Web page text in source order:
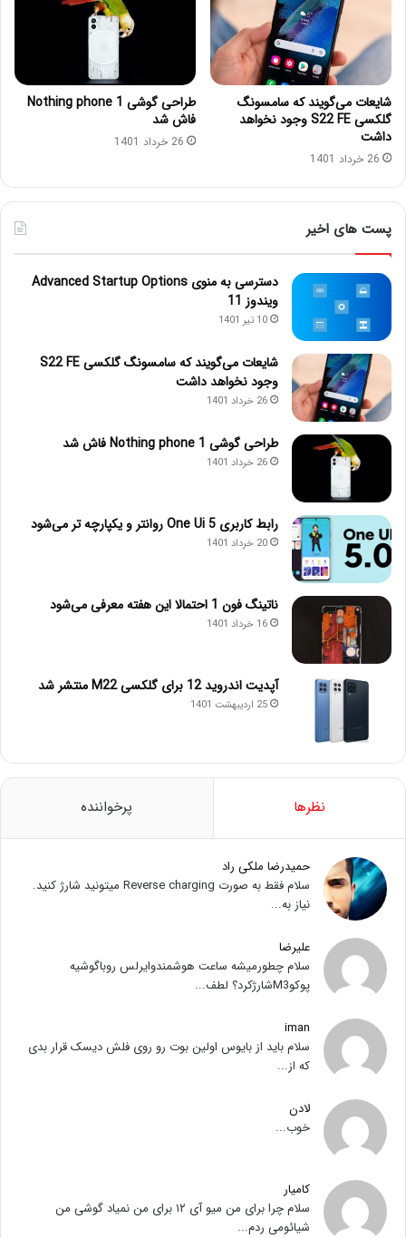
شایعات می‌گویند که سامسونگ
گلکسی S22 FE وجود نخواهد
داشت
26 خرداد 1401
طراحی گوشی Nothing phone 1
فاش شد
26 خرداد 1401
پست های اخیر
دسترسی به منوی Advanced Startup Options
ویندوز 11
10 تیر 1401
شایعات می‌گویند که سامسونگ گلکسی S22 FE
وجود نخواهد داشت
26 خرداد 1401
طراحی گوشی Nothing phone 1 فاش شد
26 خرداد 1401
رابط کاربری One Ui 5 روانتر و یکپارچه تر می‌شود
20 خرداد 1401
ناتینگ فون 1 احتمالا این هفته معرفی می‌شود
16 خرداد 1401
آپدیت اندروید 12 برای گلکسی M22 منتشر شد
25 اردیبهشت 1401
نظرها پرخواننده
حمیدرضا ملکی راد
سلام فقط به صورت Reverse charging میتونید شارژ کنید.
نیاز به...
علیرضا
سلام چطورمیشه ساعت هوشمندوایرلس روباگوشیه
پوکوM3شارژکرد؟ لطف...
iman
سلام باید از بایوس اولین بوت رو روی فلش دیسک قرار بدی
که از...
لادن
خوب...
کامیار
سلام چرا برای من میو آی ۱۲ برای من نمیاد گوشی من
شیائومی ردم...